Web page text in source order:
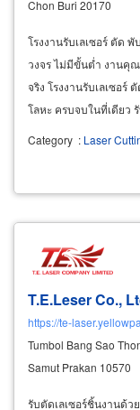
Chon Buri 20170
โรงงานรับเลเซอร์ ตัด
วงจร ไม่มีขั้นต่ำ งานคุ
จริง โรงงานรับเลเซอร์
โลหะ ครบจบในที่เดียว
เลเซอร์เหล็กหนา งาน
Category : Laser
T.E.Leser Co.,
https://te-
Tumbol Bang Sao
Samut Prakan 10570
รับตัดเลเซอร์ชิ้นงานด้ว